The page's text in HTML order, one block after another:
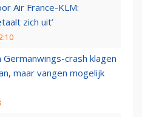
Air France-KLM:
zich uit’
crash klagen
maar vangen mogelijk